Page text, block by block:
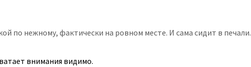
по нежному, фактически на ровном месте. И сама сидит в печали.
внимания видимо.